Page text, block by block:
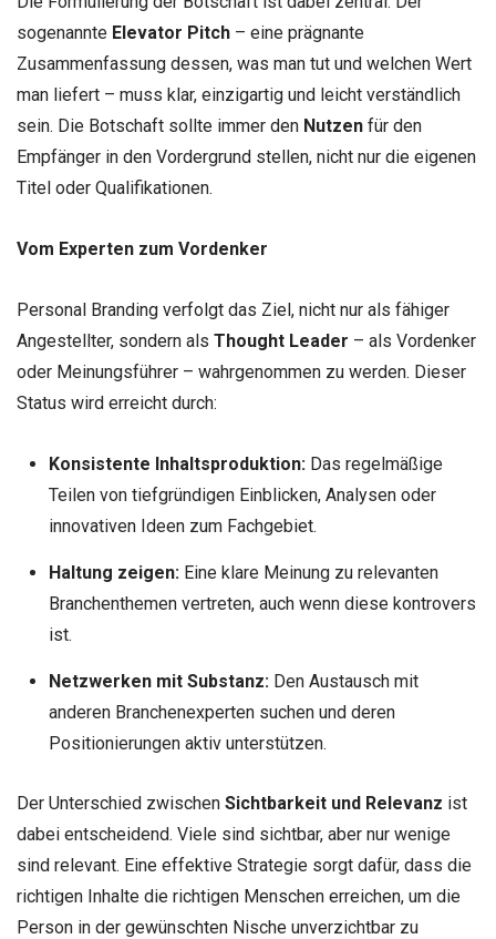
sogenannte Elevator Pitch – eine prägnante
Zusammenfassung dessen, was man tut und welchen Wert
man liefert – muss klar, einzigartig und leicht verständlich
sein. Die Botschaft sollte immer den Nutzen für den
Empfänger in den Vordergrund stellen, nicht nur die eigenen
Titel oder Qualifikationen.
Vom Experten zum Vordenker
Personal Branding verfolgt das Ziel, nicht nur als fähiger
Angestellter, sondern als Thought Leader – als Vordenker
oder Meinungsführer – wahrgenommen zu werden. Dieser
Status wird erreicht durch:
Konsistente Inhaltsproduktion:Das regelmäßige
Teilen von tiefgründigen Einblicken, Analysen oder
innovativen Ideen zum Fachgebiet.
Haltung zeigen:Eine klare Meinung zu relevanten
Branchenthemen vertreten, auch wenn diese kontrovers
ist.
Netzwerken mit Substanz:Den Austausch mit
anderen Branchenexperten suchen und deren
Positionierungen aktiv unterstützen.
Der Unterschied zwischen Sichtbarkeit und Relevanz ist
dabei entscheidend. Viele sind sichtbar, aber nur wenige
sind relevant. Eine effektive Strategie sorgt dafür, dass die
richtigen Inhalte die richtigen Menschen erreichen, um die
Person in der gewünschten Nische unverzichtbar zu